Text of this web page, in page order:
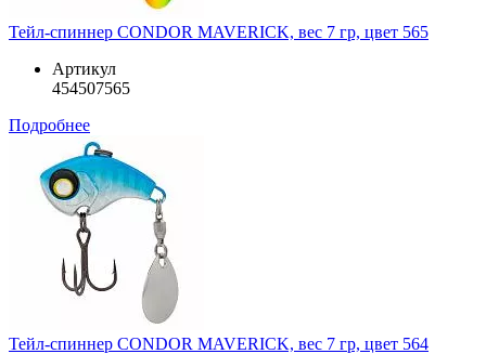
Тейл-спиннер CONDOR MAVERICK, вес 7 гр, цвет 565
Артикул
454507565
Подробнее
Тейл-спиннер CONDOR MAVERICK, вес 7 гр, цвет 564